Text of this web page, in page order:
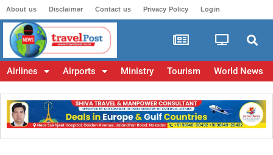
About us Disclaimer Contact us Privacy Policy Login
Airlines Airports Ministry Tourism World News